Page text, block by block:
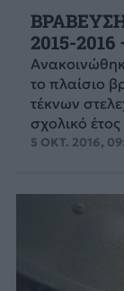
2015-
το πλαίσιο
τέκνων
σχολικό
5 ΟΚΤ. 2016,